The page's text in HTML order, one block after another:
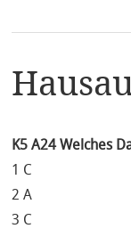
K5 A24 Welches
1 C
2 A
3 C